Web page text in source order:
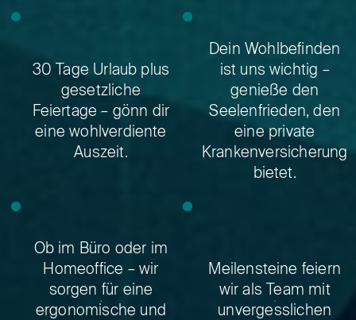
30 Tage Urlaub plus
gesetzliche
Feiertage – gönn dir
eine wohlverdiente
Auszeit.
Dein Wohlbefinden
ist uns wichtig –
genieße den
Seelenfrieden, den
eine private
Krankenversicherung
bietet.
Ob im Büro oder im
Homeoffice – wir
sorgen für eine
ergonomische und
Meilensteine feiern
wir als Team mit
unvergesslichen